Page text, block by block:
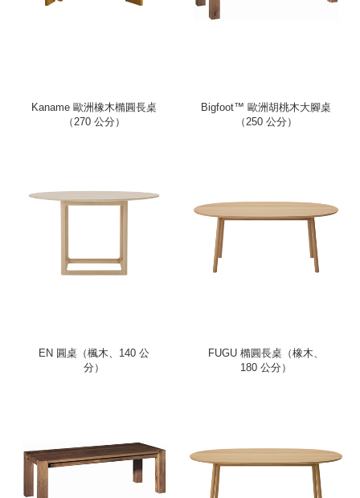
Kaname 歐洲橡木橢圓長桌
（270 公分）
Bigfoot™ 歐洲胡桃木大腳桌
（250 公分）
EN 圓桌（楓木、140 公
分）
FUGU 橢圓長桌（橡木、
180 公分）